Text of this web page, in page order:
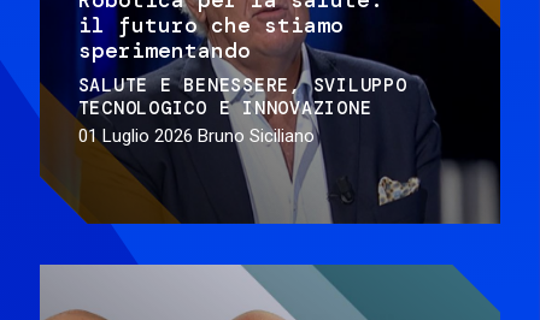
il futuro che stiamo
sperimentando
SALUTE E BENESSERE
SVILUPPO
TECNOLOGICO E INNOVAZIONE
01 Luglio 2026 Bruno Siciliano